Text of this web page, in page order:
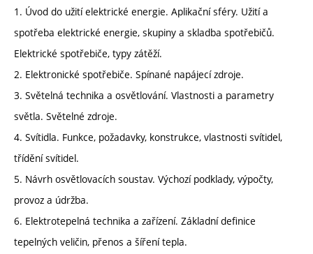
1. Úvod do užití elektrické energie. Aplikační sféry. Užití a
spotřeba elektrické energie, skupiny a skladba spotřebičů.
Elektrické spotřebiče, typy zátěží.
2. Elektronické spotřebiče. Spínané napájecí zdroje.
3. Světelná technika a osvětlování. Vlastnosti a parametry
světla. Světelné zdroje.
4. Svítidla. Funkce, požadavky, konstrukce, vlastnosti svítidel,
třídění svítidel.
5. Návrh osvětlovacích soustav. Výchozí podklady, výpočty,
provoz a údržba.
6. Elektrotepelná technika a zařízení. Základní definice
tepelných veličin, přenos a šíření tepla.